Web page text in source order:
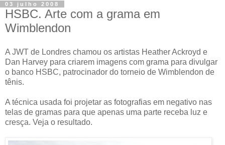
03 julho 2008
HSBC. Arte com a grama em
Wimblendon
A JWT de Londres chamou os artistas Heather Ackroyd e
Dan Harvey para criarem imagens com grama para divulgar
o banco HSBC, patrocinador do torneio de Wimblendon de
tênis.
A técnica usada foi projetar as fotografias em negativo nas
telas de gramas para que apenas uma parte receba luz e
cresça. Veja o resultado.